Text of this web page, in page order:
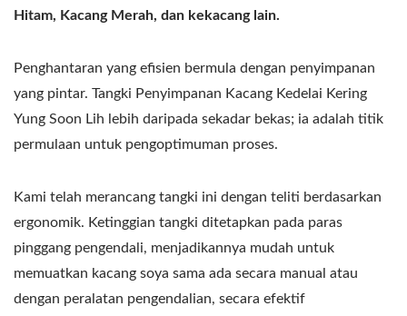
Hitam, Kacang Merah, dan kekacang lain.
Penghantaran yang efisien bermula dengan penyimpanan
yang pintar. Tangki Penyimpanan Kacang Kedelai Kering
Yung Soon Lih lebih daripada sekadar bekas; ia adalah titik
permulaan untuk pengoptimuman proses.
Kami telah merancang tangki ini dengan teliti berdasarkan
ergonomik. Ketinggian tangki ditetapkan pada paras
pinggang pengendali, menjadikannya mudah untuk
memuatkan kacang soya sama ada secara manual atau
dengan peralatan pengendalian, secara efektif